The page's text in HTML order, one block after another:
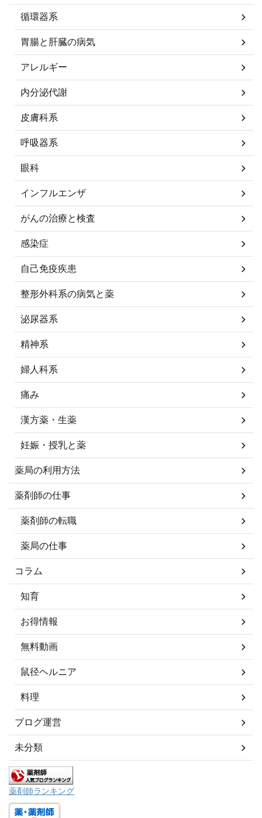
循環器系
胃腸と肝臓の病気
アレルギー
内分泌代謝
皮膚科系
呼吸器系
眼科
インフルエンザ
がんの治療と検査
感染症
自己免疫疾患
整形外科系の病気と薬
泌尿器系
精神系
婦人科系
痛み
漢方薬・生薬
妊娠・授乳と薬
薬局の利用方法
薬剤師の仕事
薬剤師の転職
薬局の仕事
コラム
知育
お得情報
無料動画
鼠径ヘルニア
料理
ブログ運営
未分類
薬剤師ランキング